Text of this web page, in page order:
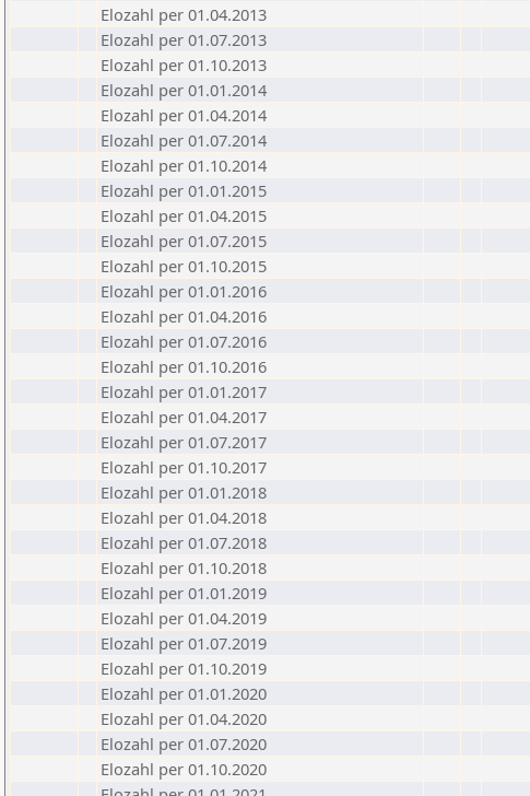
Elozahl per 01.04.2013
Elozahl per 01.07.2013
Elozahl per 01.10.2013
Elozahl per 01.01.2014
Elozahl per 01.04.2014
Elozahl per 01.07.2014
Elozahl per 01.10.2014
Elozahl per 01.01.2015
Elozahl per 01.04.2015
Elozahl per 01.07.2015
Elozahl per 01.10.2015
Elozahl per 01.01.2016
Elozahl per 01.04.2016
Elozahl per 01.07.2016
Elozahl per 01.10.2016
Elozahl per 01.01.2017
Elozahl per 01.04.2017
Elozahl per 01.07.2017
Elozahl per 01.10.2017
Elozahl per 01.01.2018
Elozahl per 01.04.2018
Elozahl per 01.07.2018
Elozahl per 01.10.2018
Elozahl per 01.01.2019
Elozahl per 01.04.2019
Elozahl per 01.07.2019
Elozahl per 01.10.2019
Elozahl per 01.01.2020
Elozahl per 01.04.2020
Elozahl per 01.07.2020
Elozahl per 01.10.2020